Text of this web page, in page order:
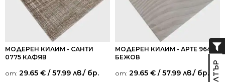
МОДЕРЕН КИЛИМ - САНТИ
0775 КАФЯВ
от: 29.65 € / 57.99 лв./ бр.
МОДЕРЕН КИЛИМ - АРТЕ 964
БЕЖОВ
от: 29.65 € / 57.99 лв./ бр.